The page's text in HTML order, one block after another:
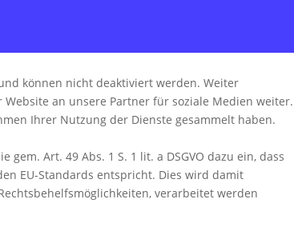
können nicht deaktiviert werden. Weiter
an unsere Partner für soziale Medien weiter.
Ihrer Nutzung der Dienste gesammelt haben.
Art. 49 Abs. 1 S. 1 lit. a DSGVO dazu ein, dass
EU-Standards entspricht. Dies wird damit
verarbeitet werden